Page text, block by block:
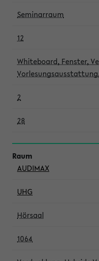
Seminarraum
12
Whiteboard, Fenster,
2
28
AUDIMAX
UHG
Hörsaal
1064